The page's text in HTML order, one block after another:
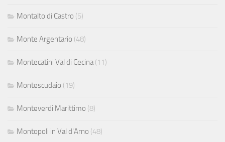
Montalto di Castro (5)
Monte Argentario (48)
Montecatini Val di Cecina (11)
Montescudaio (19)
Monteverdi Marittimo (8)
Montopoli in Val d'Arno (48)